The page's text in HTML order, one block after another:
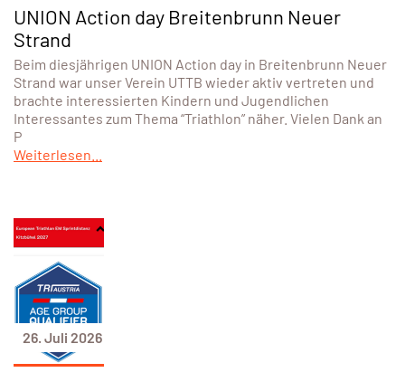
UNION Action day Breitenbrunn Neuer
Strand
Beim diesjährigen UNION Action day in Breitenbrunn Neuer
Strand war unser Verein UTTB wieder aktiv vertreten und
brachte interessierten Kindern und Jugendlichen
Interessantes zum Thema “Triathlon” näher. Vielen Dank an
P
Weiterlesen...
26. Juli 2026